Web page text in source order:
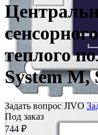
теплого
System M,
Задать вопрос JIVO
Под заказ
744 ₽